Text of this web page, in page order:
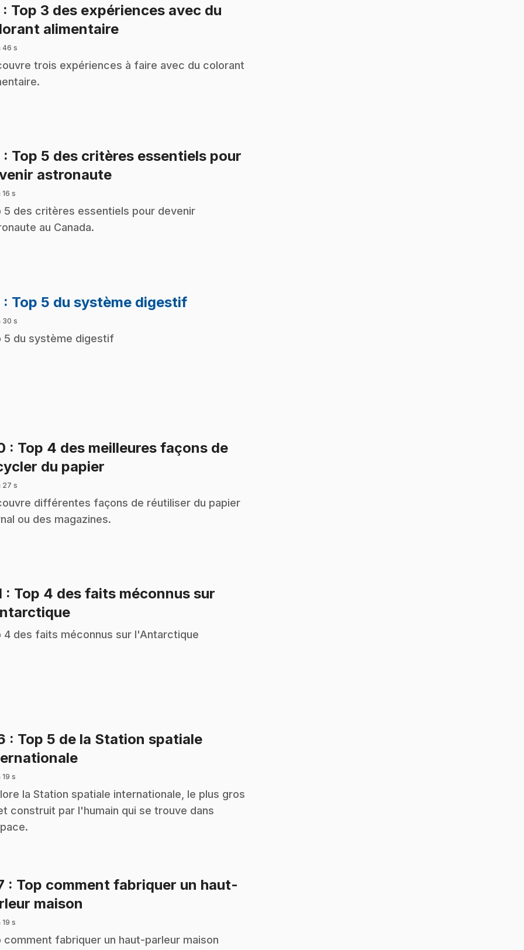
: Top 3 des expériences avec du
alimentaire.
46 s
trois expériences à faire avec du colorant
: Top 5 des critères essentiels pour
astronaute.
16 s
5 des critères essentiels pour devenir
au Canada.
: Top 5 du système digestif.
30 s
5 du système digestif
: Top 4 des meilleures façons de
du papier
27 s
différentes façons de réutiliser du papier
ou des magazines.
: Top 4 des faits méconnus sur
.
4 des faits méconnus sur l'Antarctique
: Top 5 de la Station spatiale
.
19 s
la Station spatiale internationale, le plus gros
construit par l'humain qui se trouve dans
: Top comment fabriquer un haut-
maison
19 s
comment fabriquer un haut-parleur maison